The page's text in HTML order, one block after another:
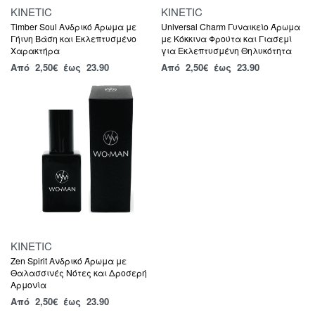
KINETIC
Timber Soul Ανδρικό Άρωμα με
Γήινη Βάση και Εκλεπτυσμένο
Χαρακτήρα
Από 2,50€ έως 23.90
KINETIC
Universal Charm Γυναικείο Άρωμα
με Κόκκινα Φρούτα και Γιασεμί
για Εκλεπτυσμένη Θηλυκότητα
Από 2,50€ έως 23.90
KINETIC
Zen Spirit Ανδρικό Άρωμα με
Θαλασσινές Νότες και Δροσερή
Αρμονία
Από 2,50€ έως 23.90